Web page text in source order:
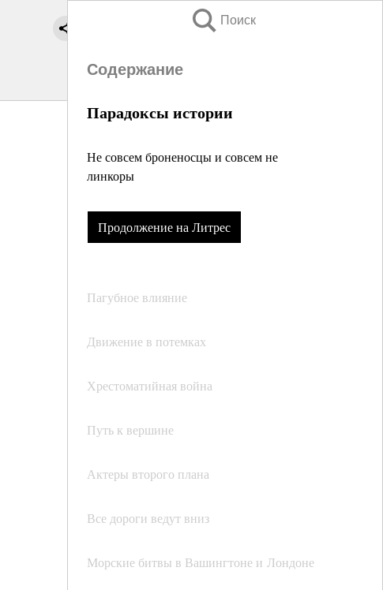
Поиск
Содержание
Парадоксы истории
Не совсем броненосцы и совсем не
линкоры
Продолжение на Литрес
Пагубное влияние
Движение в потемках
Хрестоматийная война
Путь к вершине
Актеры второго плана
Все дороги ведут вниз
Морские битвы в Вашингтоне и Лондоне